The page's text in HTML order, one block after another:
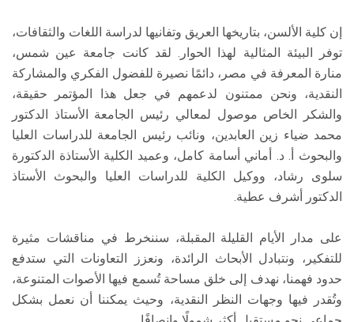
إن كلية الألسن، بتاريخها العريق وتفانيها لدراسة اللغات والثقافات،
توفر البيئة المثالية لهذا الحوار. لقد كانت جامعة عين شمس،
منارة المعرفة في مصر، دائمًا نصيرة للفضول الفكري والمشاركة
النقدية، ونحن ممتنون لدعمهم في جعل هذا المؤتمر حقيقة،
والشكر الخاص موصول لمعالي رئيس الجامعة الأستاذ الدكتور
محمد ضياء زين العابدين، ونائب رئيس الجامعة للدراسات العليا
والبحوث أ. د. أماني أسامة كامل، وعميد الكلية الأستاذة الدكتورة
سلوى رشاد، ووكيل الكلية للدراسات العليا والبحوث الأستاذ
الدكتور أشرف عطية.
على مدار الأيام القليلة المقبلة، سننخرط في مناقشات مثيرة
للتفكير، ونتبادل الأبحاث الرائدة، ونعزز التعاونات التي ستدفع
حدود فهمنا، نهدف إلى خلق مساحة تُسمع فيها الأصوات المتنوعة،
وتُقدر فيها وجهات النظر النقدية، وحيث يمكننا أن نعمل بشكل